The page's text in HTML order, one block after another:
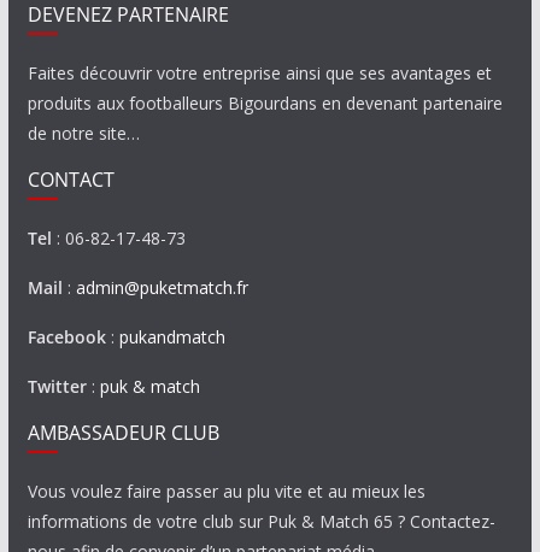
DEVENEZ PARTENAIRE
Faites découvrir votre entreprise ainsi que ses avantages et
produits aux footballeurs Bigourdans en devenant partenaire
de notre site…
CONTACT
Tel : 06-82-17-48-73
Mail : admin@puketmatch.fr
Facebook: pukandmatch
Twitter: puk & match
AMBASSADEUR CLUB
Vous voulez faire passer au plu vite et au mieux les
informations de votre club sur Puk & Match 65 ? Contactez-